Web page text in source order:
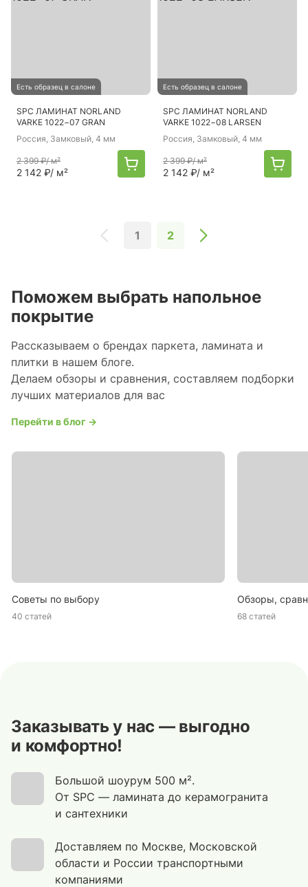
Есть образец в салоне
SPC ЛАМИНАТ NORLAND
VARKE 1022−07 GRAN
Россия, Замковый, 4 мм
2 399 ₽/ м²
2 142 ₽/ м²
Есть образец в салоне
SPC ЛАМИНАТ NORLAND
VARKE 1022−08 LARSEN
Россия, Замковый, 4 мм
2 399 ₽/ м²
2 142 ₽/ м²
1 2
Поможем выбрать напольное
покрытие
Рассказываем о брендах паркета, ламината и
плитки в нашем блоге.
Делаем обзоры и сравнения, составляем подборки
лучших материалов для вас
Перейти в блог →
Советы по выбору
40 статей
Обзоры,
68 статей
Заказывать у нас — выгодно
и комфортно!
Большой шоурум 500 м².
От SPC — ламината до керамогранита
и сантехники
Доставляем по Москве, Московской
области и России транспортными
компаниями